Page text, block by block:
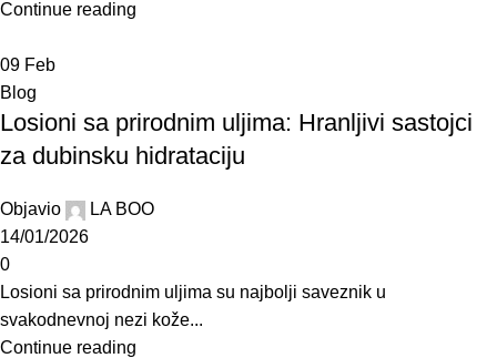
Continue reading
09 Feb
Blog
Losioni sa prirodnim uljima: Hranljivi sastojci
za dubinsku hidrataciju
Objavio
LA BOO
14/01/2026
0
Losioni sa prirodnim uljima su najbolji saveznik u
svakodnevnoj nezi kože...
Continue reading